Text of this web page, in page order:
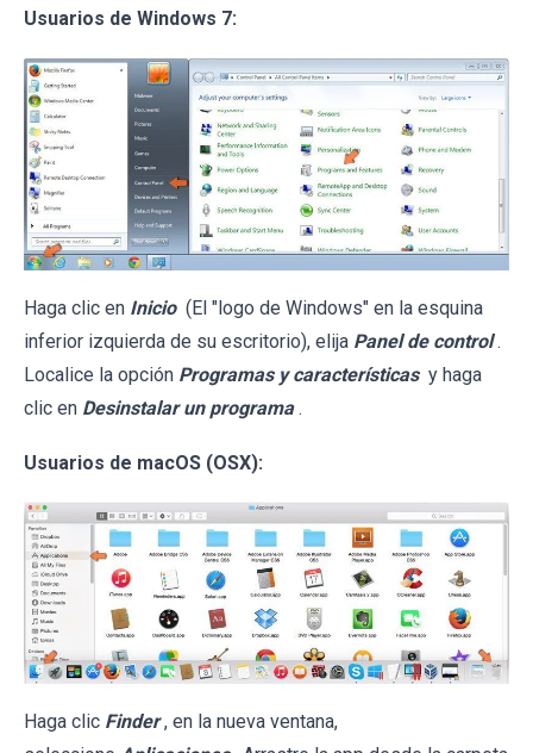
Usuarios de Windows 7:
Haga clic en Inicio (El "logo de Windows" en la esquina
inferior izquierda de su escritorio), elija Panel de control .
Localice la opción Programas y características y haga
clic en Desinstalar un programa .
Usuarios de macOS (OSX):
Haga clic Finder , en la nueva ventana,